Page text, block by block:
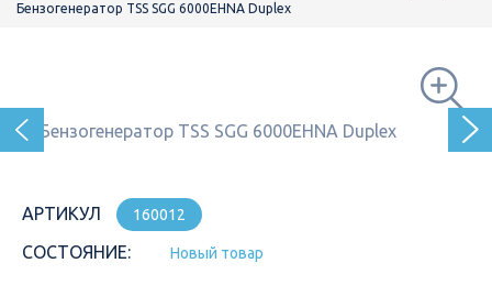
Бензогенератор TSS SGG 6000EHNA Duplex
АРТИКУЛ 160012
СОСТОЯНИЕ: Новый товар